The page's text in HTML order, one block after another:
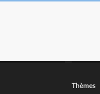
Thèmes